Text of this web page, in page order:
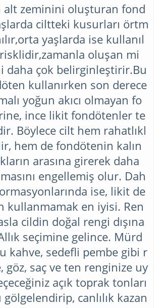
alt zeminini oluşturan fond
ciltteki kusurları örtm
yaşlarda ise kullanıl
oluşan mi
daha çok belirginleştirir.Bu
kullanırken son derece
yoğun akıcı olmayan fo
ince likit fondötenler te
Böylece cilt hem rahatlıkl
hem de fondötenin kalın
arasına girerek daha
engellemiş olur. Dah
ise, likit de
kullanmamak en iyisi. Ren
cildin doğal rengi dışına
seçimine gelince. Mürd
kahve, sedefli pembe gibi r
göz, saç ve ten renginize uy
açık toprak tonları
canlılık kazan